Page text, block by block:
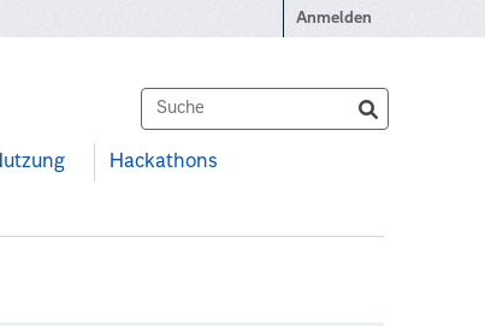
Anmelden
Hackathons